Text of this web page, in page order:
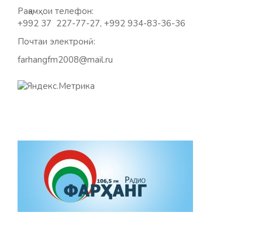
Рақамҳои телефон:
+992 37 227-77-27, +992 934-83-36-36
Почтаи электронӣ:
farhangfm2008@mail.ru